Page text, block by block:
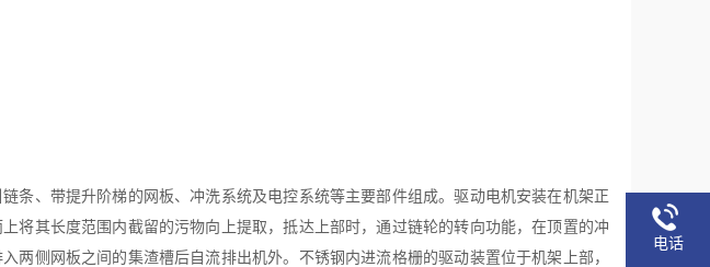
、带提升阶梯的网板、冲洗系统及电控系统等主要部件组成。驱动电机安装在机架正
将其长度范围内截留的污物向上提取，抵达上部时，通过链轮的转向功能，在顶置的冲
两侧网板之间的集渣槽后自流排出机外。不锈钢内进流格栅的驱动装置位于机架上部，
电话